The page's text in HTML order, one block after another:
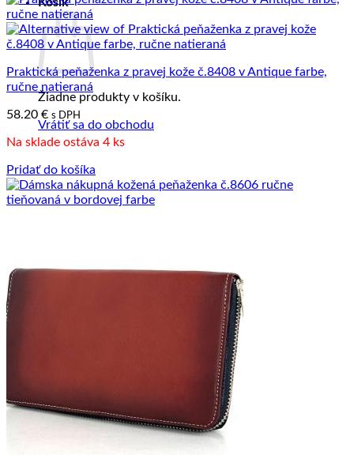
Žiadne produkty v košíku.
Vrátiť sa do obchodu
Praktická peňaženka z pravej kože č.8408 v Antique farbe,
ručne natieraná
58.20 € s DPH
Na sklade ostáva 4 ks
Pridať do košíka